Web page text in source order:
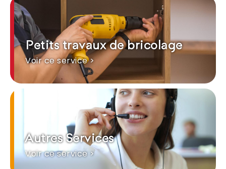
Petits travaux de bricolage
Voir ce service >
Autres Services
Voir ce service >